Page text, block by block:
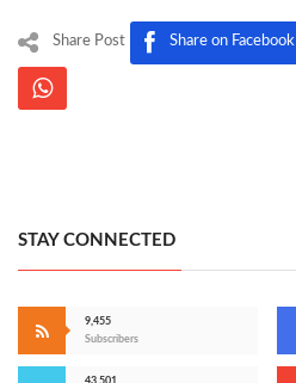
Share Post Share on Facebook
STAY CONNECTED
9,455
Subscribers
43,501